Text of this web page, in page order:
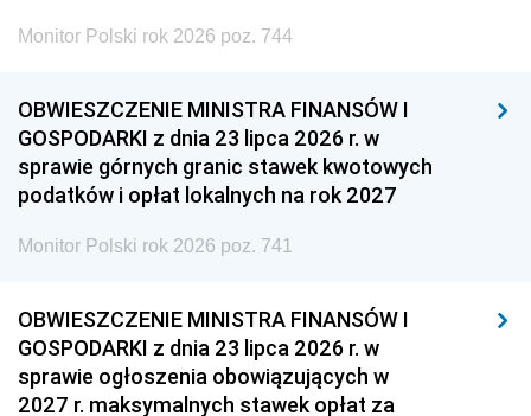
Monitor Polski rok 2026 poz. 744
OBWIESZCZENIE MINISTRA FINANSÓW I
GOSPODARKI z dnia 23 lipca 2026 r. w
sprawie górnych granic stawek kwotowych
podatków i opłat lokalnych na rok 2027
Monitor Polski rok 2026 poz. 741
OBWIESZCZENIE MINISTRA FINANSÓW I
GOSPODARKI z dnia 23 lipca 2026 r. w
sprawie ogłoszenia obowiązujących w
2027 r. maksymalnych stawek opłat za